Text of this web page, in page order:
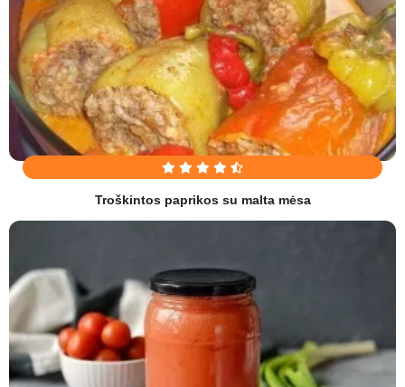
Troškintos paprikos su malta mėsa